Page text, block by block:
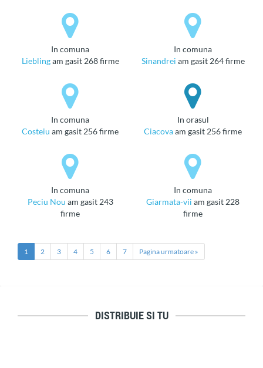
in comuna
Lieblingam gasit 268 firme
in comuna
Sinandrei am gasit 264 firme
in comuna
Costeiu am gasit 256 firme
in orasul
Ciacovaam gasit 256 firme
in comuna
Peciu Nou am gasit 243
firme
in comuna
Giarmata-vii am gasit 228
firme
1 2 3 4 5 6 7 Pagina urmatoare »
DISTRIBUIE SI TU